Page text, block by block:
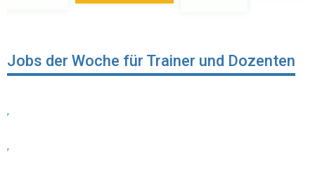
Jobs der Woche für Trainer und Dozenten
,
,